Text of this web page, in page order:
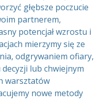
głębsze poczucie
partnerem,
potencjał wzrostu i
mierzymy się ze
odgrywaniem ofiary,
lub chwiejnym
warsztatów
nowe metody